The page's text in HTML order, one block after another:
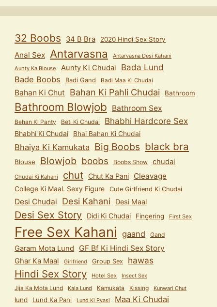
32 Boobs 34 B Bra 2020 Hindi Sex Story
Anal Sex Antarvasna
Antarvasna Desi Kahani
Aunty Ka Blouse
Aunty Ki Chudai
Bada Lund
Bade Boobs
Badi Gand Badi Maa Ki Chudai
Bahan Ki Chut Bahan Ki Pahli Chudai Bathroom
Bathroom Blowjob Bathroom Sex
Behan Ki Panty Beti Ki Chudai Bhabhi Hardcore Sex
Bhabhi Ki Chudai Bhai Bahan Ki Chudai
Bhaiya Ki Kamukata Big Boobs black bra
Blouse Blowjob boobs Boobs Show chudai
Chudai Ki Kahani chut Chut Ka Pani Cleavage
College Ki Maal. Sexy Figure Cute Girlfriend Ki Chudai
Desi Chudai Desi Kahani Desi Maal
Desi Sex Story Didi Ki Chudai Fingering First Sex
Free Sex Kahani gaand Gand
Garam Mota Lund GF Bf Ki Hindi Sex Story
Ghar Ka Maal Girlfriend Group Sex hawas
Hindi Sex Story Hotel Sex Insect Sex
Jija Ka Mota Lund Kala Lund Kamukata Kissing Kunwari Chut
lund Lund Ka Pani Lund Ki Pyasi Maa Ki Chudai